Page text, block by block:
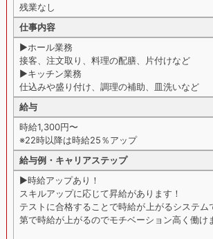
残業なし
仕事内容
▶︎ホール業務
接客、注文取り、料理の配膳、片付けなど
▶︎キッチン業務
仕込みや盛り付け、調理の補助、皿洗いなど
給与
時給1,300円〜
※22時以降は時給25％アップ
給与例・キャリアステップ
▶︎時給アップあり！
スキルアップに応じて昇給があります！
テストに合格することで時給が上がるシステム
第で時給が上がるのでモチベーション高く働け